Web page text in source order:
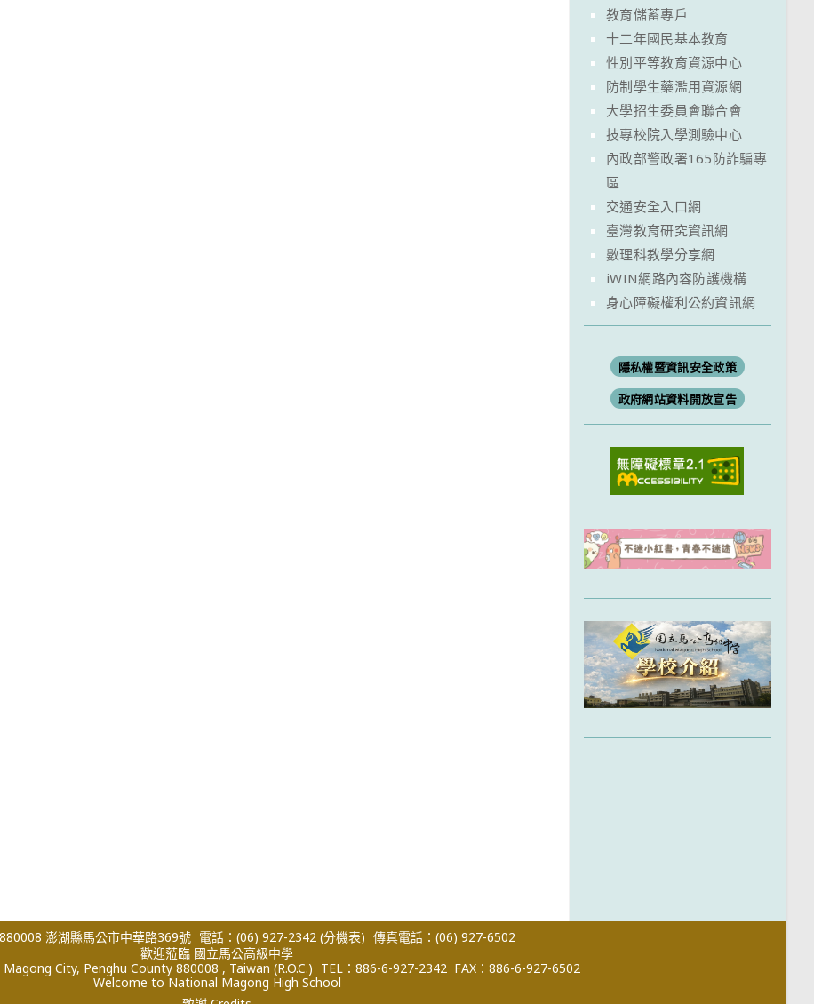
氣品質資料請開啟
教育儲蓄專戶
十二年國民基本教育
性別平等教育資源中心
防制學生藥濫用資源網
大學招生委員會聯合會
技專校院入學測驗中心
內政部警政署165防詐騙專
區
交通安全入口網
臺灣教育研究資訊網
數理科教學分享網
iWIN網路內容防護機構
身心障礙權利公約資訊網
隱私權暨資訊安全政策
政府網站資料開放宣告
澎湖縣馬公市中華路369號 電話：(06) 927-2342 (分機表) 傳真電話：(06) 927-6502
歡迎蒞臨 國立馬公高級中學
City, Penghu County 880008 , Taiwan (R.O.C.) TEL：886-6-927-2342 FAX：886-6-927-6502
Welcome to National Magong High School